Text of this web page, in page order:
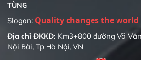
TÙNG
Slogan: Quality changes the world
Địa chỉ ĐKKD: Km3+800 đường Võ
Nội Bài, Tp Hà Nội, VN